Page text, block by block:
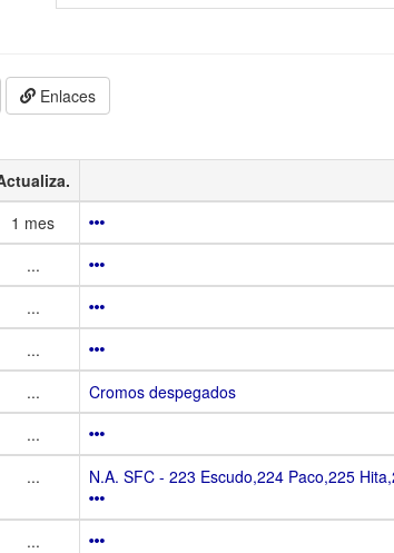
Enlaces
1 mes
...
...
...
...
Cromos despegados
...
... N.A. SFC - 223 Escudo,224 Paco,225
...